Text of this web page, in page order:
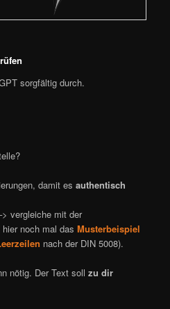
sorgfältig durch.
damit es authentisch
vergleiche mit der
hier noch mal das Musterbeispiel
nach der DIN 5008).
nötig. Der Text sollzu dir